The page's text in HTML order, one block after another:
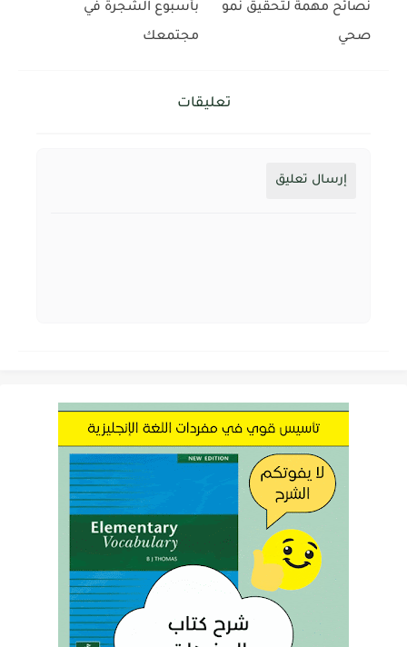
نصائح مهمة لتحقيق نمو
صحي
بأسبوع الشجرة في
مجتمعك
تعليقات
إرسال تعليق